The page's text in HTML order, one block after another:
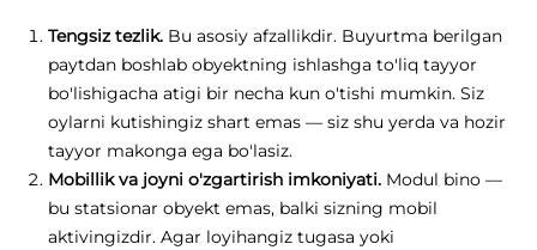
Tengsiz tezlik. Bu asosiy afzallikdir. Buyurtma berilgan
paytdan boshlab obyektning ishlashga to'liq tayyor
bo'lishigacha atigi bir necha kun o'tishi mumkin. Siz
oylarni kutishingiz shart emas — siz shu yerda va hozir
tayyor makonga ega bo'lasiz.
Mobillik va joyni o'zgartirish imkoniyati. Modul bino —
bu statsionar obyekt emas, balki sizning mobil
aktivingizdir. Agar loyihangiz tugasa yoki